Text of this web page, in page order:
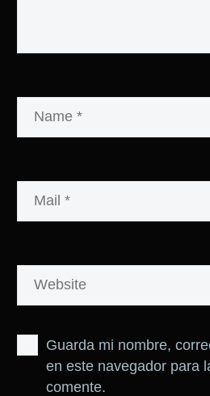
Guarda mi nombre,
en este navegador para
comente.